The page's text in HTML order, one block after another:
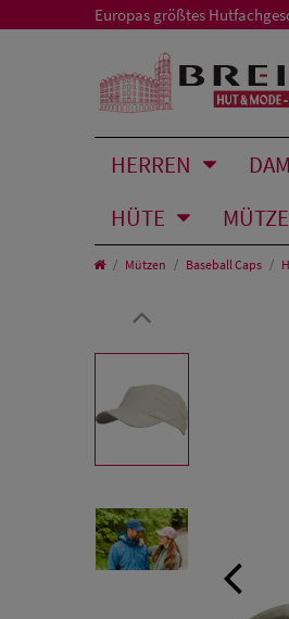
Europas größtes
HERREN
HÜTE
Mützen Baseball Caps